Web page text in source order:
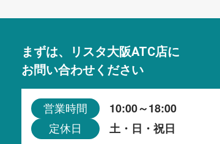
まずは、リスタ大阪ATC店に
お問い合わせください
営業時間 10:00～18:00
定休日 土・日・祝日